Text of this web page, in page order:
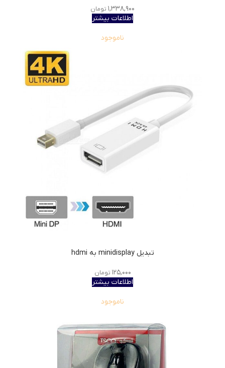
۱,۳۳۸,۹۰۰ تومان
اطلاعات بیشتر
ناموجود
تبدیل minidisplay به hdmi
۱۲۵,۰۰۰ تومان
اطلاعات بیشتر
ناموجود